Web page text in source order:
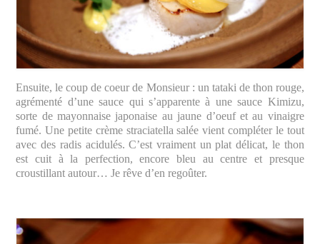
Ensuite, le coup de coeur de Monsieur : un tataki de thon rouge,
agrémenté d’une sauce qui s’apparente à une sauce Kimizu,
sorte de mayonnaise japonaise au jaune d’oeuf et au vinaigre
fumé. Une petite crème straciatella salée vient compléter le tout
avec des radis acidulés. C’est vraiment un plat délicat, le thon
est cuit à la perfection, encore bleu au centre et presque
croustillant autour… Je rêve d’en regoûter.